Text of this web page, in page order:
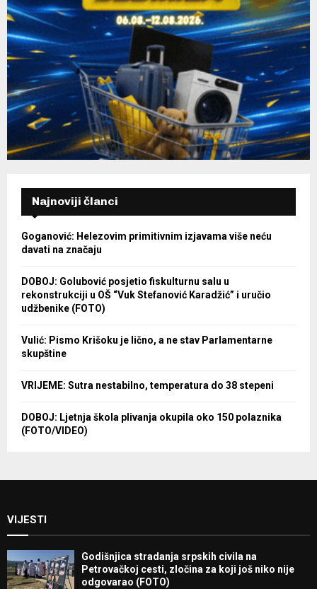
Najnoviji članci
Goganović: Helezovim primitivnim izjavama više neću
davati na značaju
DOBOJ: Golubović posjetio fiskulturnu salu u
rekonstrukciji u OŠ “Vuk Stefanović Karadžić” i uručio
udžbenike (FOTO)
Vulić: Pismo Krišoku je lično, a ne stav Parlamentarne
skupštine
VRIJEME: Sutra nestabilno, temperatura do 38 stepeni
DOBOJ: Ljetnja škola plivanja okupila oko 150 polaznika
(FOTO/VIDEO)
VIJESTI
Godišnjica stradanja srpskih civila na
Petrovačkoj cesti, zločina za koji još niko nije
odgovarao (FOTO)